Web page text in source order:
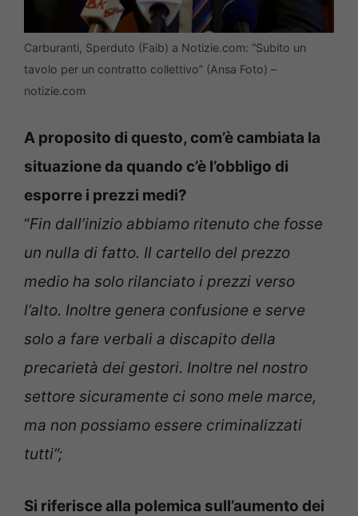
Carburanti, Sperduto (Faib) a Notizie.com: “Subito un
tavolo per un contratto collettivo” (Ansa Foto) –
notizie.com
A proposito di questo, com’è cambiata la
situazione da quando c’è l’obbligo di
esporre i prezzi medi?
“Fin dall’inizio abbiamo ritenuto che fosse
un nulla di fatto. Il cartello del prezzo
medio ha solo rilanciato i prezzi verso
l’alto. Inoltre genera confusione e serve
solo a fare verbali a discapito della
precarietà dei gestori. Inoltre nel nostro
settore sicuramente ci sono mele marce,
ma non possiamo essere criminalizzati
tutti”;
Si riferisce alla polemica sull’aumento dei